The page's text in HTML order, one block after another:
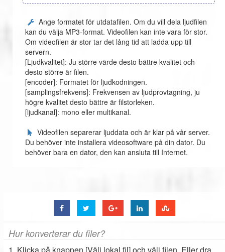
Ange formatet för utdatafilen. Om du vill dela ljudfilen
kan du välja MP3-format. Videofilen kan inte vara för stor.
Om videofilen är stor tar det lång tid att ladda upp till
servern.
[Ljudkvalitet]: Ju större värde desto bättre kvalitet och
desto större är filen.
[encoder]: Formatet för ljudkodningen.
[samplingsfrekvens]: Frekvensen av ljudprovtagning, ju
högre kvalitet desto bättre är filstorleken.
[ljudkanal]: mono eller multikanal.
Videofilen separerar ljuddata och är klar på vår server.
Du behöver inte installera videosoftware på din dator. Du
behöver bara en dator, den kan ansluta till Internet.
Hur konverterar du filer?